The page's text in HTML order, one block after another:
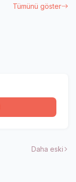
Tümünü göster
Daha eski